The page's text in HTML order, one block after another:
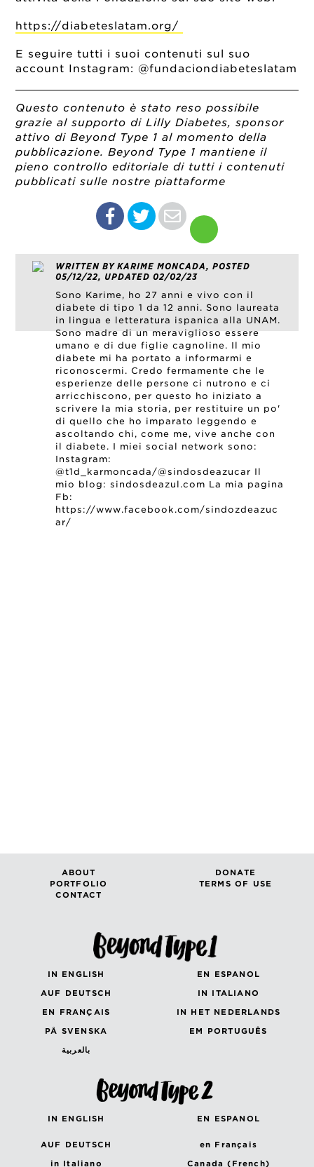
https://diabeteslatam.org/
E seguire tutti i suoi contenuti sul suo
account Instagram: @fundaciondiabeteslatam
Questo contenuto è stato reso possibile
grazie al supporto di Lilly Diabetes, sponsor
attivo di Beyond Type 1 al momento della
pubblicazione. Beyond Type 1 mantiene il
pieno controllo editoriale di tutti i contenuti
pubblicati sulle nostre piattaforme
WRITTEN BY KARIME MONCADA, POSTED
05/12/22, UPDATED 02/02/23
Sono Karime, ho 27 anni e vivo con il
diabete di tipo 1 da 12 anni. Sono laureata
in lingua e letteratura ispanica alla UNAM.
Sono madre di un meraviglioso essere
umano e di due figlie cagnoline. Il mio
diabete mi ha portato a informarmi e
riconoscermi. Credo fermamente che le
esperienze delle persone ci nutrono e ci
arricchiscono, per questo ho iniziato a
scrivere la mia storia, per restituire un po'
di quello che ho imparato leggendo e
ascoltando chi, come me, vive anche con
il diabete. I miei social network sono:
Instagram:
@t1d_karmoncada/@sindosdeazucar Il
mio blog: sindosdeazul.com La mia pagina
Fb:
https://www.facebook.com/sindozdeazuc
ar/
ABOUT
DONATE
PORTFOLIO
TERMS OF USE
CONTACT
IN ENGLISH
EN ESPANOL
AUF DEUTSCH
IN ITALIANO
EN FRANÇAIS
IN HET NEDERLANDS
PÅ SVENSKA
EM PORTUGUÊS
بالعربية
IN ENGLISH EN ESPANOL
AUF DEUTSCH
en Français
in Italiano
Canada (French)